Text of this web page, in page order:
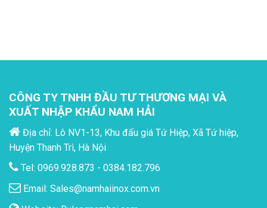
CÔNG TY TNHH ĐẦU TƯ THƯƠNG MẠI VÀ
XUẤT NHẬP KHẨU NAM HẢI
Địa chỉ: Lô NV1-13, Khu đấu giá Tứ Hiệp, Xã Tứ hiệp,
Huyện Thanh Trì, Hà Nội
Tel: 0969.928.873 - 0384.182.796
Email: Sales@namhaiinox.com.vn